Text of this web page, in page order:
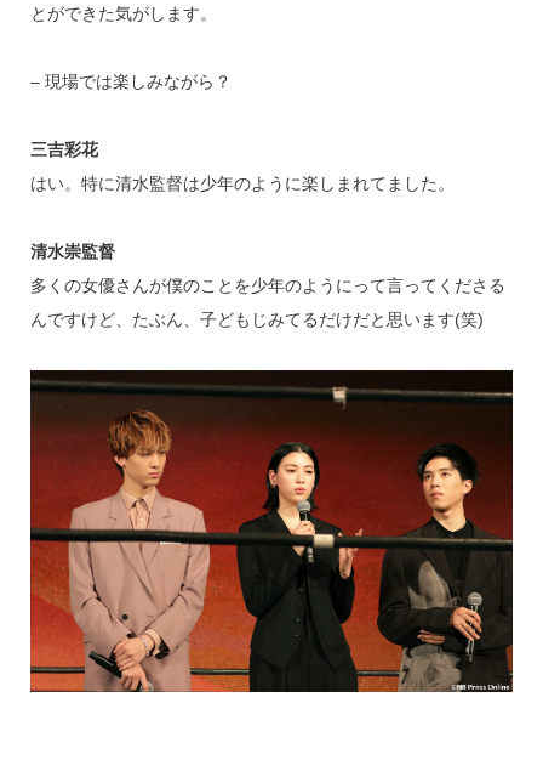
とができた気がします。
– 現場では楽しみながら？
三吉彩花
はい。特に清水監督は少年のように楽しまれてました。
清水崇監督
多くの女優さんが僕のことを少年のようにって言ってくださる
んですけど、たぶん、子どもじみてるだけだと思います(笑)